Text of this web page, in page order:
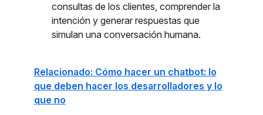
consultas de los clientes, comprender la
intención y generar respuestas que
simulan una conversación humana.
Relacionado: Cómo hacer un chatbot: lo
que deben hacer los desarrolladores y lo
que no